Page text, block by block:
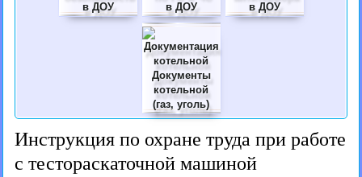
в ДОУ
в ДОУ
в ДОУ
Документы
котельной
(газ, уголь)
Инструкция по охране труда при работе
с тестораскаточной машиной